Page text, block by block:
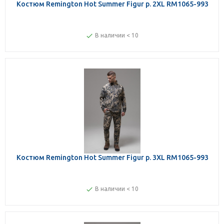
Костюм Remington Hot Summer Figur р. 2XL RM1065-993
В наличии < 10
Костюм Remington Hot Summer Figur р. 3XL RM1065-993
В наличии < 10